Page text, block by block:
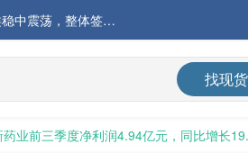
中国氨基酸市场苏氨酸价格稳定略强，其他品类稳中震荡，整体签单清淡；欧洲物流成本进一步上升
稳定运行
合并财务报告
找现货
药业前三季度净利润4.94亿元，同比增长